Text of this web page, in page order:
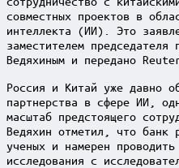
совместных проектов в
интеллекта (ИИ). Это
заместителем председателя
Ведяхиным и передано
Россия и Китай уже давно
партнерства в сфере ИИ,
масштаб предстоящего
Ведяхин отметил, что банк
ученых и намерен
исследования с